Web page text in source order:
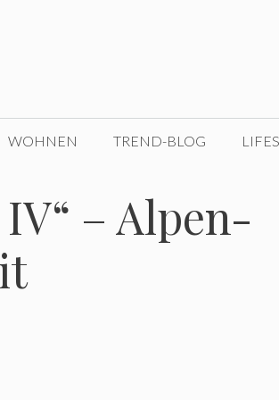
WOHNEN TREND-BLOG
– Alpen-